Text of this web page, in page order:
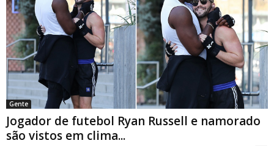
Gente
Jogador de futebol Ryan Russell e namorado
são vistos em clima...